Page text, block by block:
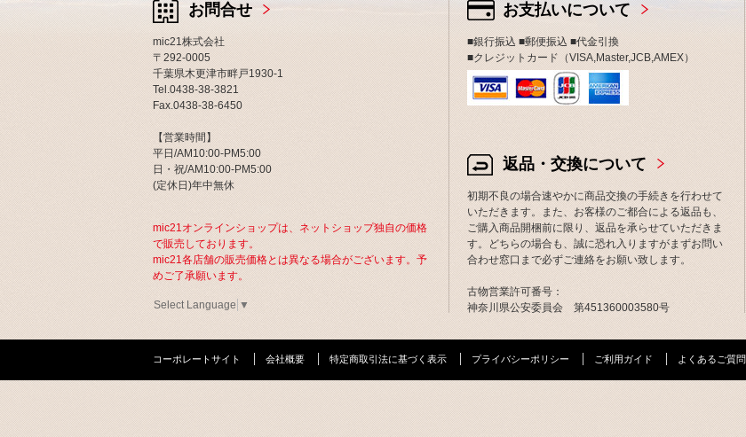
お問合せ
mic21株式会社
〒292-0005
千葉県木更津市畔戸1930-1
Tel.0438-38-3821
Fax.0438-38-6450
【営業時間】
平日/AM10:00-PM5:00
日・祝/AM10:00-PM5:00
(定休日)年中無休
mic21オンラインショップは、ネットショップ独自の価格
で販売しております。
mic21各店舗の販売価格とは異なる場合がございます。予
めご了承願います。
Select Language ▼
お支払いについて
■銀行振込 ■郵便振込 ■代金引換
■クレジットカード（VISA,Master,JCB,AMEX）
返品・交換について
初期不良の場合速やかに商品交換の手続きを行わせて
いただきます。また、お客様のご都合による返品も、
ご購入商品開梱前に限り、返品を承らせていただきま
す。どちらの場合も、誠に恐れ入りますがまずお問い
合わせ窓口まで必ずご連絡をお願い致します。
古物営業許可番号：
神奈川県公安委員会 第451360003580号
コーポレートサイト 会社概要 特定商取引法に基づく表示 プライバシーポリシー ご利用ガイド よくあるご質問